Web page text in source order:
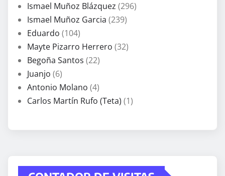
Ismael Muñoz Blázquez (296)
Ismael Muñoz Garcia (239)
Eduardo (104)
Mayte Pizarro Herrero (32)
Begoña Santos (22)
Juanjo (6)
Antonio Molano (4)
Carlos Martín Rufo (Teta) (1)